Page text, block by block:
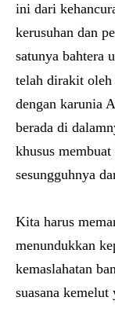
ini dari
kerusuhan dan
satunya bahtera
telah dirakit oleh
dengan karunia
berada di
khusus
sesungguhnya
Kita harus
menundukkan
kemaslahatan
suasana